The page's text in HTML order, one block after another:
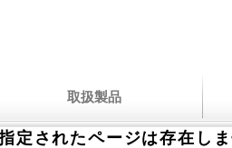
取扱製品
定されたページは存在しま